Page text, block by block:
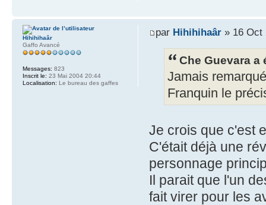
par Hihihihaâr» 16 Oct
Che Guevara a
Jamais
Franquin le
Je crois que c'est
C'était déjà une
personnage
Il parait que l'un
fait virer pour les
Hihihihaâr
Gaffo Avancé
Messages: 823
Inscrit le: 23 Mai 2004 20:44
Localisation: Le bureau des gaffes